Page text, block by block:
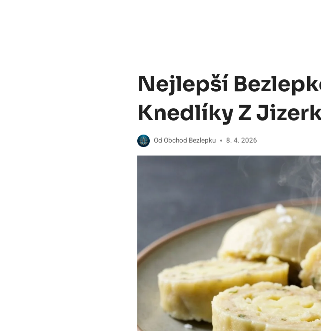
Nejlepší
Knedlíky Z
Od Obchod Bezlepku 8. 4. 2026